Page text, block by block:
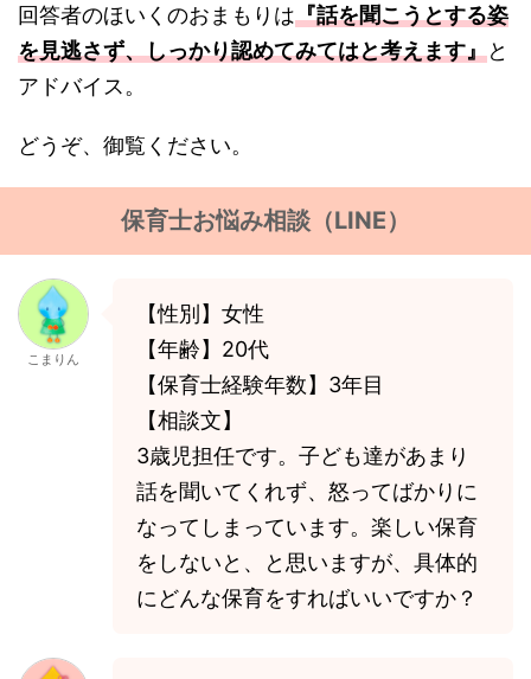
回答者のほいくのおまもりは『話を聞こうとする姿
を見逃さず、しっかり認めてみてはと考えます』と
アドバイス。
どうぞ、御覧ください。
保育士お悩み相談（LINE）
こまりん
【性別】女性
【年齢】20代
【保育士経験年数】3年目
【相談文】
3歳児担任です。子ども達があまり
話を聞いてくれず、怒ってばかりに
なってしまっています。楽しい保育
をしないと、と思いますが、具体的
にどんな保育をすればいいですか？